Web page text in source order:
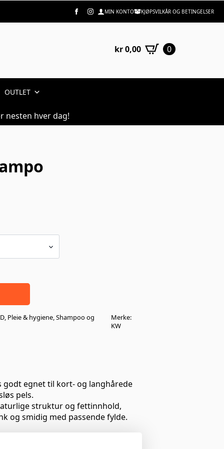
MIN KONTO KJØPSVILKÅR OG BETINGELSER
kr0,00 0
OUTLET
nesten hver dag!
, Pleie & hygiene,Shampoo og
Merke:
KW
egnet til kort- og langhårede
pels.
struktur og fettinnhold,
og smidig med passende fylde.